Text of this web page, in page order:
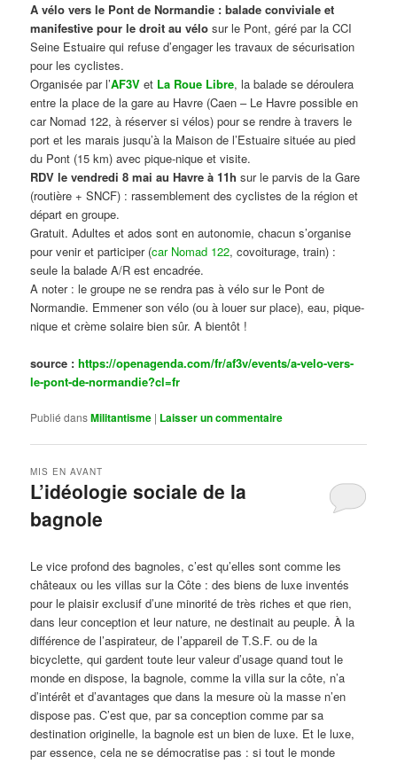
A vélo vers le Pont de Normandie : balade conviviale et
manifestive pour le droit au vélo sur le Pont, géré par la CCI
Seine Estuaire qui refuse d’engager les travaux de sécurisation
pour les cyclistes.
Organisée par l’AF3V et La Roue Libre, la balade se déroulera
entre la place de la gare au Havre (Caen – Le Havre possible en
car Nomad 122, à réserver si vélos) pour se rendre à travers le
port et les marais jusqu’à la Maison de l’Estuaire située au pied
du Pont (15 km) avec pique-nique et visite.
RDV le vendredi 8 mai au Havre à 11h sur le parvis de la Gare
(routière + SNCF) : rassemblement des cyclistes de la région et
départ en groupe.
Gratuit. Adultes et ados sont en autonomie, chacun s’organise
pour venir et participer (car Nomad 122, covoiturage, train) :
seule la balade A/R est encadrée.
A noter : le groupe ne se rendra pas à vélo sur le Pont de
Normandie. Emmener son vélo (ou à louer sur place), eau, pique-
nique et crème solaire bien sûr. A bientôt !
source :https://openagenda.com/fr/af3v/events/a-velo-vers-
le-pont-de-normandie?cl=fr
Publié dansMilitantisme | Laisser un commentaire
L’idéologie sociale de la
bagnole
MIS EN AVANT
Le vice profond des bagnoles, c’est qu’elles sont comme les
châteaux ou les villas sur la Côte : des biens de luxe inventés
pour le plaisir exclusif d’une minorité de très riches et que rien,
dans leur conception et leur nature, ne destinait au peuple. À la
différence de l’aspirateur, de l’appareil de T.S.F. ou de la
bicyclette, qui gardent toute leur valeur d’usage quand tout le
monde en dispose, la bagnole, comme la villa sur la côte, n’a
d’intérêt et d’avantages que dans la mesure où la masse n’en
dispose pas. C’est que, par sa conception comme par sa
destination originelle, la bagnole est un bien de luxe. Et le luxe,
par essence, cela ne se démocratise pas : si tout le monde